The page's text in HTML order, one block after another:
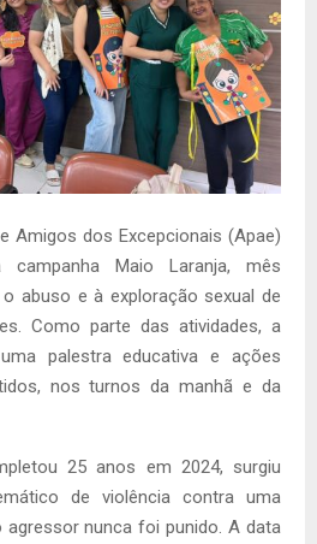
Amigos dos Excepcionais (Apae)
Maio Laranja, mês
abuso e à exploração sexual de
Como parte das atividades, a
palestra educativa e ações
nos turnos da manhã e da
25 anos em 2024, surgiu
de violência contra uma
agressor nunca foi punido. A data